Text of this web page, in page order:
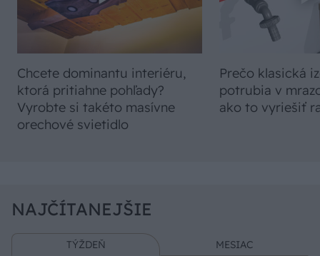
Chcete dominantu interiéru,
ktorá pritiahne pohľady?
Vyrobte si takéto masívne
orechové svietidlo
Prečo klasická
potrubia v
ako to vyriešiť
NAJČÍTANEJŠIE
TÝŽDEŇ MESIAC